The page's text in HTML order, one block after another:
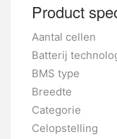
Product
Aantal cellen
Batterij
BMS type
Breedte
Categorie
Celopstelling